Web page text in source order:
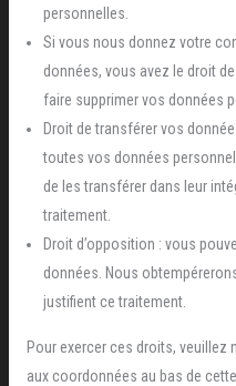
personnelles.
Si vous nous donnez votre
données, vous avez le droit
faire supprimer vos données
Droit de transférer vos
toutes vos données
de les transférer dans leur
traitement.
Droit d’opposition : vous
données. Nous
justifient ce traitement.
Pour exercer ces droits,
aux coordonnées au bas de